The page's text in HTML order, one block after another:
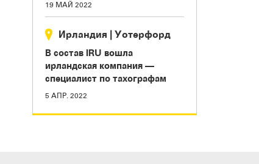
19 МАЙ 2022
Ирландия | Уотерфорд
В состав IRU вошла
ирландская компания —
специалист по тахографам
5 АПР. 2022